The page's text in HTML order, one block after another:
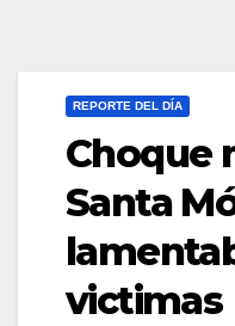
REPORTE DEL DÍA
Choque
Santa
victimas